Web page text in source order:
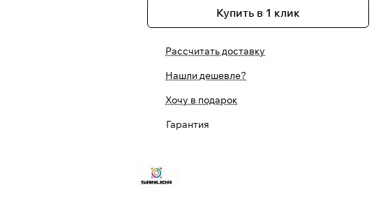
Купить в 1 клик
Рассчитать доставку
Нашли дешевле?
Хочу в подарок
Гарантия